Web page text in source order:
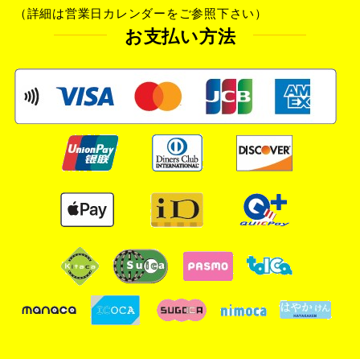
（詳細は営業日カレンダーをご参照下さい）
お支払い方法